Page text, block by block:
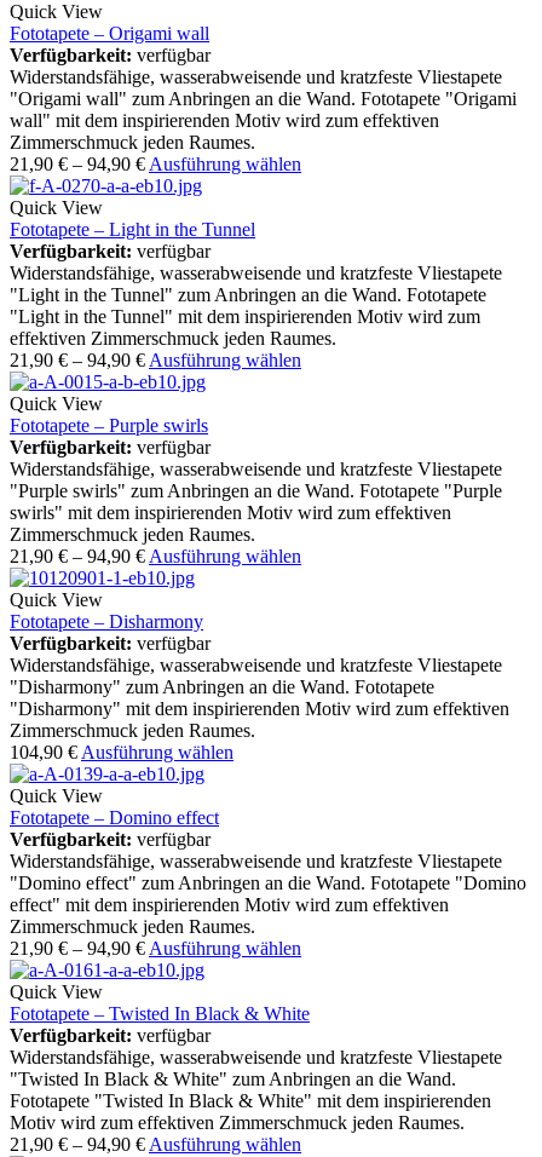
Quick View
Fototapete – Origami wall
Verfügbarkeit: verfügbar
Widerstandsfähige, wasserabweisende und kratzfeste Vliestapete
"Origami wall" zum Anbringen an die Wand. Fototapete "Origami
wall" mit dem inspirierenden Motiv wird zum effektiven
Zimmerschmuck jeden Raumes.
21,90 € – 94,90 € Ausführung wählen
Quick View
Fototapete – Light in the Tunnel
Verfügbarkeit: verfügbar
Widerstandsfähige, wasserabweisende und kratzfeste Vliestapete
"Light in the Tunnel" zum Anbringen an die Wand. Fototapete
"Light in the Tunnel" mit dem inspirierenden Motiv wird zum
effektiven Zimmerschmuck jeden Raumes.
21,90 € – 94,90 € Ausführung wählen
Quick View
Fototapete – Purple swirls
Verfügbarkeit: verfügbar
Widerstandsfähige, wasserabweisende und kratzfeste Vliestapete
"Purple swirls" zum Anbringen an die Wand. Fototapete "Purple
swirls" mit dem inspirierenden Motiv wird zum effektiven
Zimmerschmuck jeden Raumes.
21,90 € – 94,90 € Ausführung wählen
Quick View
Fototapete – Disharmony
Verfügbarkeit: verfügbar
Widerstandsfähige, wasserabweisende und kratzfeste Vliestapete
"Disharmony" zum Anbringen an die Wand. Fototapete
"Disharmony" mit dem inspirierenden Motiv wird zum effektiven
Zimmerschmuck jeden Raumes.
104,90 € Ausführung wählen
Quick View
Fototapete – Domino effect
Verfügbarkeit: verfügbar
Widerstandsfähige, wasserabweisende und kratzfeste Vliestapete
"Domino effect" zum Anbringen an die Wand. Fototapete "Domino
effect" mit dem inspirierenden Motiv wird zum effektiven
Zimmerschmuck jeden Raumes.
21,90 € – 94,90 € Ausführung wählen
Quick View
Fototapete – Twisted In Black & White
Verfügbarkeit: verfügbar
Widerstandsfähige, wasserabweisende und kratzfeste Vliestapete
"Twisted In Black & White" zum Anbringen an die Wand.
Fototapete "Twisted In Black & White" mit dem inspirierenden
Motiv wird zum effektiven Zimmerschmuck jeden Raumes.
21,90 € – 94,90 € Ausführung wählen